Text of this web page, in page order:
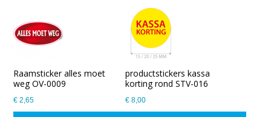
Raamsticker alles moet
weg OV-0009
€ 2,65
productstickers kassa
korting rond STV-016
€ 8,00